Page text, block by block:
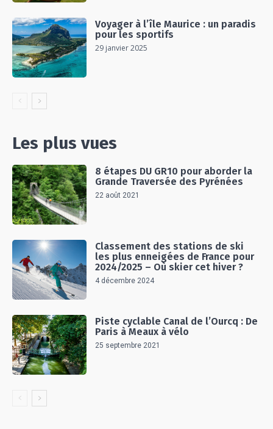
Voyager à l’île Maurice : un paradis
pour les sportifs
29 janvier 2025
Les plus vues
8 étapes DU GR10 pour aborder la
Grande Traversée des Pyrénées
22 août 2021
Classement des stations de ski
les plus enneigées de France pour
2024/2025 – Où skier cet hiver ?
4 décembre 2024
Piste cyclable Canal de l’Ourcq : De
Paris à Meaux à vélo
25 septembre 2021